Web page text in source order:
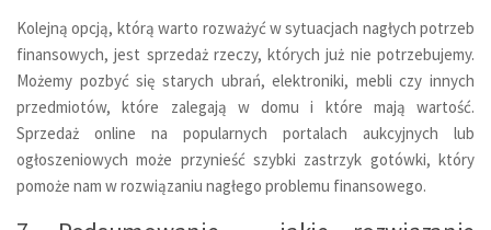
Kolejną opcją, którą warto rozważyć w sytuacjach nagłych potrzeb
finansowych, jest sprzedaż rzeczy, których już nie potrzebujemy.
Możemy pozbyć się starych ubrań, elektroniki, mebli czy innych
przedmiotów, które zalegają w domu i które mają wartość.
Sprzedaż online na popularnych portalach aukcyjnych lub
ogłoszeniowych może przynieść szybki zastrzyk gotówki, który
pomoże nam w rozwiązaniu nagłego problemu finansowego.